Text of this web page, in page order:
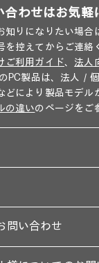
合わせはお気軽
知りになりたい場合
を控えてからご連絡
ご利用ガイド、 法人
PC製品は、法人／
どにより製品モデル
の違いのページをご
問い合わせ